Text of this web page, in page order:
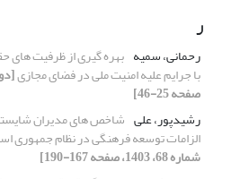
ر
رحمانی، سمیه بهره گیری از ظرفیت های
با جرایم علیه امنیت ملی در فضای مجازی
صفحه 25-46]
رشیدپور، علی شاخص های مدیران
الزامات توسعه فرهنگی در نظام جمهوری
شماره 68، 1403، صفحه 167-190]